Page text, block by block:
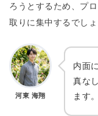
ろうとするため、プ
取りに集中するでしょ
河東 海翔
内面
真な
ます。